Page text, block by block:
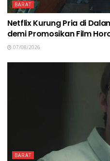
BARAT
Netflix Kurung Pria di
demi Promosikan Film
07/08/2026
BARAT